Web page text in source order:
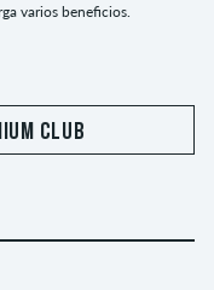
varios beneficios.
CLUB